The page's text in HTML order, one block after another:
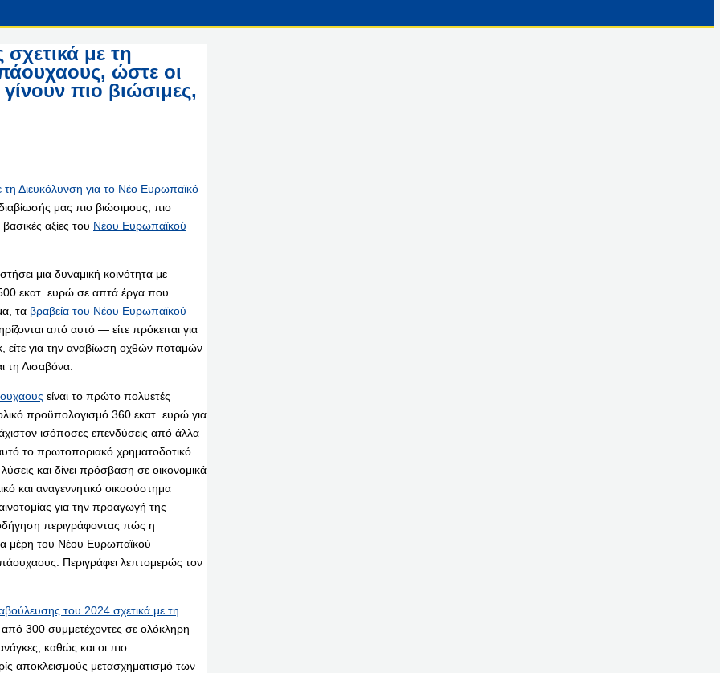
με τη
ώστε οι
πιο βιώσιμες,
τη Διευκόλυνση για το Νέο Ευρωπαϊκό
μας πιο βιώσιμους, πιο
αξίες του Νέου Ευρωπαϊκού
μια δυναμική κοινότητα με
εκατ. ευρώ σε απτά έργα που
τα βραβεία του Νέου Ευρωπαϊκού
από αυτό — είτε πρόκειται για
είτε για την αναβίωση οχθών ποταμών
τη Λισαβόνα.
είναι το πρώτο πολυετές
προϋπολογισμό 360 εκατ. ευρώ για
ισόποσες επενδύσεις από άλλα
το πρωτοποριακό χρηματοδοτικό
και δίνει πρόσβαση σε οικονομικά
και αναγεννητικό οικοσύστημα
για την προαγωγή της
περιγράφοντας πώς η
μέρη του Νέου Ευρωπαϊκού
Περιγράφει λεπτομερώς τον
του 2024 σχετικά με τη
από 300 συμμετέχοντες σε ολόκληρη
καθώς και οι πιο
αποκλεισμούς μετασχηματισμό των